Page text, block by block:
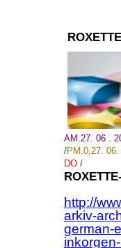
AM.27. 06 .
/PM.0,27. 06.
DO /
http://
arkiv-
german-